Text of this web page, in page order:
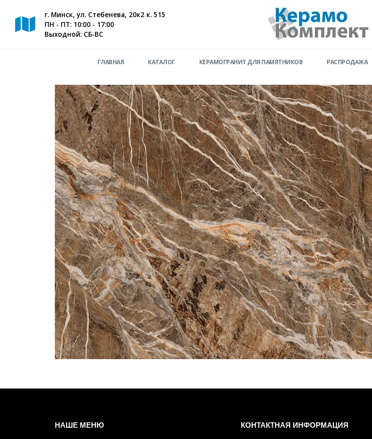
г. Минск, ул. Стебенева, 20к2 к. 515
ПН - ПТ: 10:00 - 17:00
Выходной: СБ-ВС
ГЛАВНАЯ КАТАЛОГ КЕРАМОГРАНИТ ДЛЯ ПАМЯТНИКОВ РАСПРОДАЖА
НАШЕ МЕНЮ КОНТАКТНАЯ ИНФОРМАЦИЯ